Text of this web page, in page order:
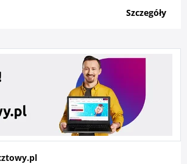
Szczegóły